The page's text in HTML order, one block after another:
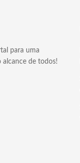
para uma
alcance de todos!